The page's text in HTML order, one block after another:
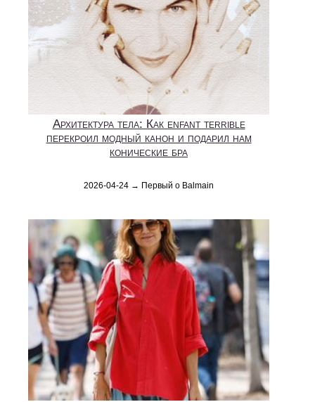
Архитектура тела: Как enfant terrible
перекроил модный канон и подарил нам
конические бра
2026-04-24 → Первый о Balmain